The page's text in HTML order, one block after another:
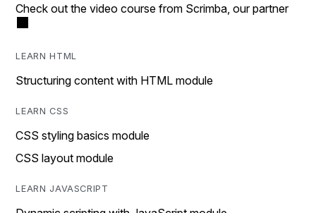
Check out the video course from Scrimba, our partner
LEARN HTML
Structuring content with HTML module
LEARN CSS
CSS styling basics module
CSS layout module
LEARN JAVASCRIPT